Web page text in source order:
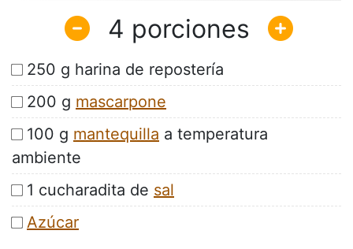
4
250 g harina de repostería
200 g mascarpone
100 g mantequilla a temperatura
ambiente
1 cucharadita de sal
Azúcar